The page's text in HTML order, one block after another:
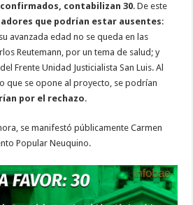
contabilizan 30. De este
que podrían estar ausentes:
avanzada edad no se queda en las
Reutemann, por un tema de salud; y
Frente Unidad Justicialista San Luis. Al
que se opone al proyecto, se podrían
por el rechazo.
se manifestó públicamente Carmen
Popular Neuquino.